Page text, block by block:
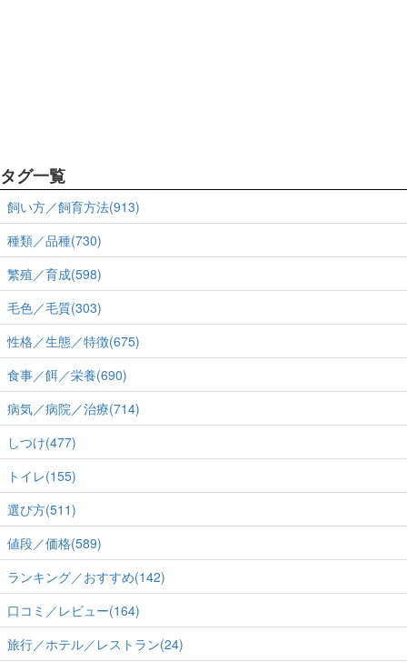
タグ一覧
飼い方／飼育方法(913)
種類／品種(730)
繁殖／育成(598)
毛色／毛質(303)
性格／生態／特徴(675)
食事／餌／栄養(690)
病気／病院／治療(714)
しつけ(477)
トイレ(155)
選び方(511)
値段／価格(589)
ランキング／おすすめ(142)
口コミ／レビュー(164)
旅行／ホテル／レストラン(24)